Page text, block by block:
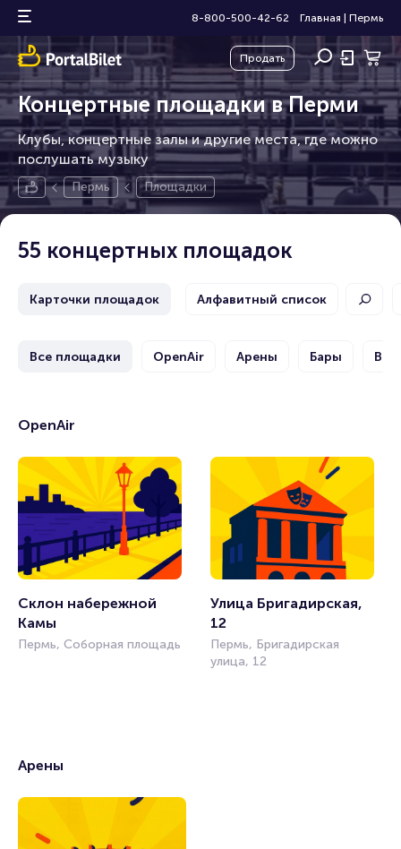
8-800-500-42-62 Главная Пермь
Продать
Концертные площадки в Перми
Клубы, концертные залы и другие места, где можно
послушать музыку
Пермь Площадки
55 концертных площадок
Карточки площадок Алфавитный список
Все площадки OpenAir Арены Бары
OpenAir
Склон набережной
Камы
Пермь, Соборная площадь
Улица Бригадирская,
12
Пермь, Бригадирская
улица, 12
Арены